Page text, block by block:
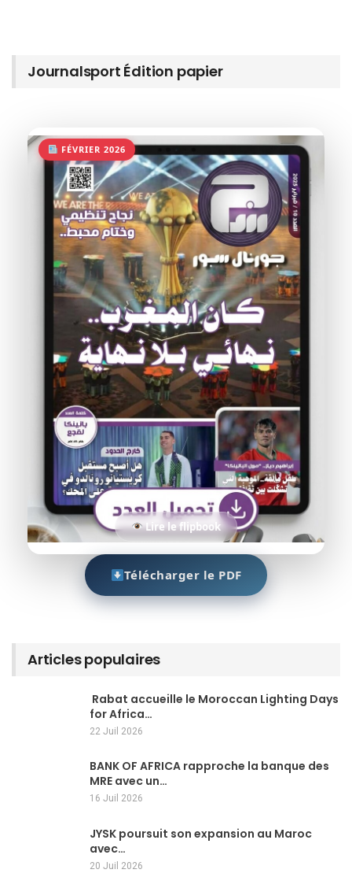
Journalsport Édition papier
FÉVRIER 2026
Lire le flipbook
Télécharger le PDF
Articles populaires
Rabat accueille le Moroccan Lighting Days
for Africa…
22 Juil 2026
BANK OF AFRICA rapproche la banque des
MRE avec un…
16 Juil 2026
JYSK poursuit son expansion au Maroc
avec…
20 Juil 2026